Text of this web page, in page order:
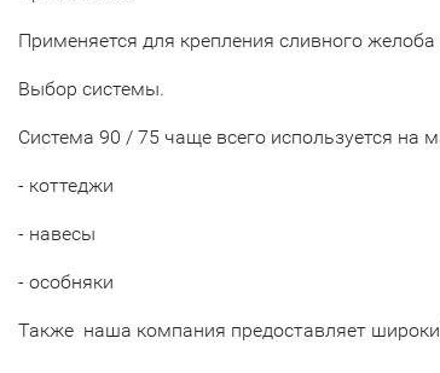
Применяется для крепления сливного
Выбор системы.
Система 90 / 75 чаще всего используется на
- коттеджи
- навесы
- особняки
Также наша компания предоставляет